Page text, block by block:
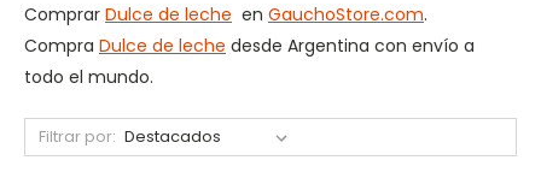
Comprar Dulce de leche en GauchoStore.com.
Compra Dulce de leche desde Argentina con envío a
todo el mundo.
Filtrar por: